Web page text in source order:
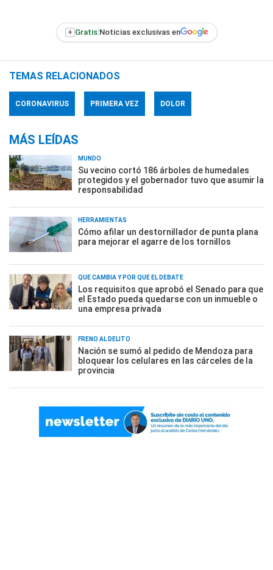
+ Gratis:Noticias exclusivas en
TEMAS RELACIONADOS
CORONAVIRUS PRIMERA VEZ DOLOR
MÁS LEÍDAS
MUNDO
Su vecino cortó 186 árboles de humedales
protegidos y el gobernador tuvo que asumir la
responsabilidad
HERRAMIENTAS
Cómo afilar un destornillador de punta plana
para mejorar el agarre de los tornillos
QUÉ CAMBIA Y POR QUÉ EL DEBATE
Los requisitos que aprobó el Senado para que
el Estado pueda quedarse con un inmueble o
una empresa privada
FRENO AL DELITO
Nación se sumó al pedido de Mendoza para
bloquear los celulares en las cárceles de la
provincia